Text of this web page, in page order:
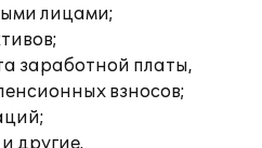
лицами;
заработной платы,
взносов;
другие.